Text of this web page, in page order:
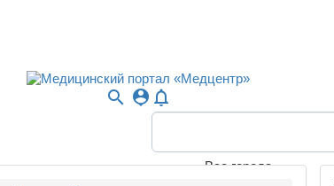
search person_pin notifications_none
Все города